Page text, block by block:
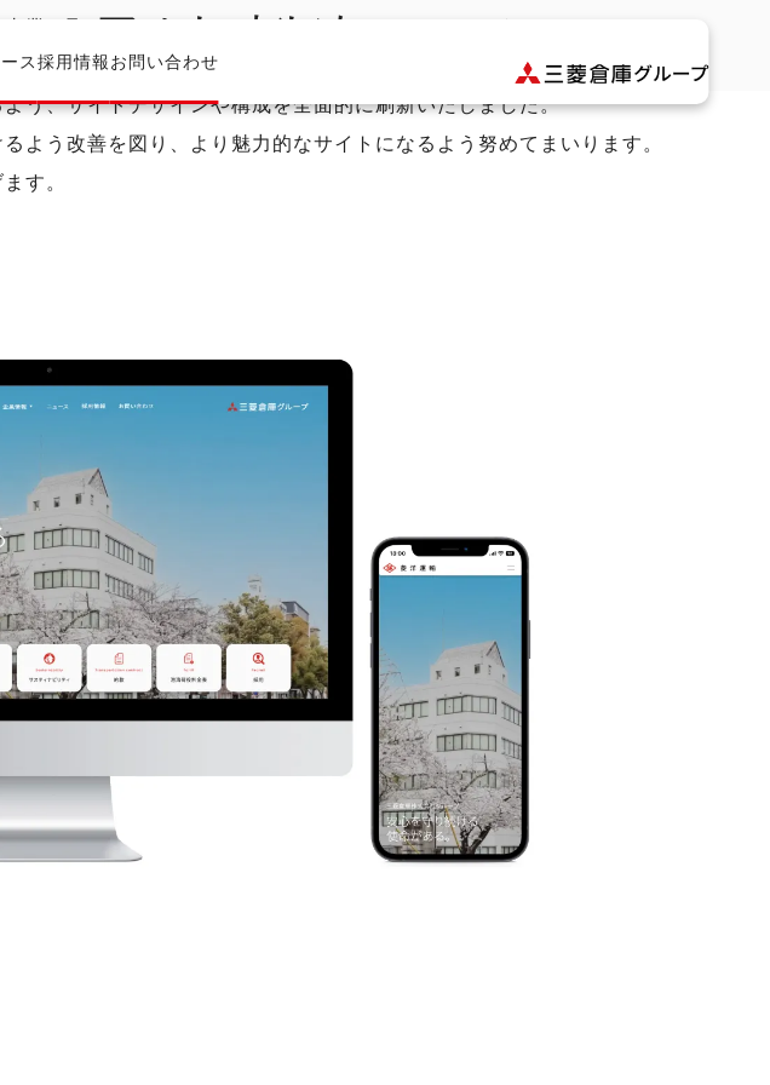
ス採用情報お問い合わせ
ーアルしました。
ります。
う、サイトデザインや構成を全面的に刷新いたしました。
よう改善を図り、より魅力的なサイトになるよう努めてまいります。
す。